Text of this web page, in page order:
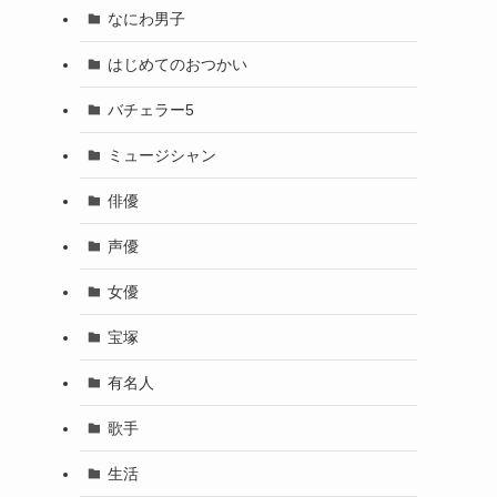
なにわ男子
はじめてのおつかい
バチェラー5
ミュージシャン
俳優
声優
女優
宝塚
有名人
歌手
生活